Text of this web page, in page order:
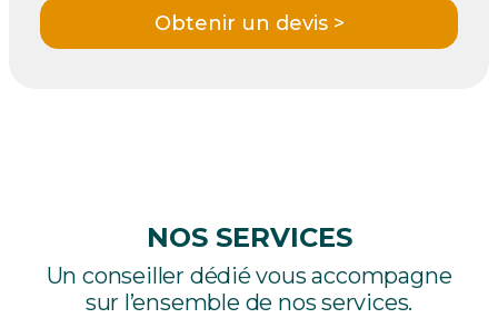
Obtenir un devis >
NOS SERVICES
Un conseiller dédié vous accompagne
sur l’ensemble de nos services.